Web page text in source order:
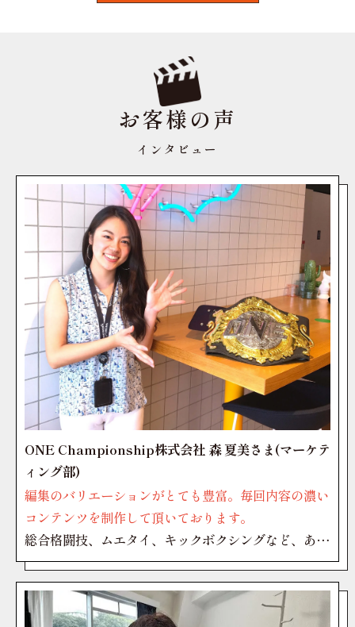
お客様の声
インタビュー
ONE Championship株式会社 森 夏美さま(マーケテ
ィング部)
編集のバリエーションがとても豊富。毎回内容の濃い
コンテンツを制作して頂いております。
総合格闘技、ムエタイ、キックボクシングなど、あら
ゆる格闘技のNo.1を決める世界最高峰の格闘技プロ
モーション「ONE Championship」。2011年にシ
ンガポールで誕生し、近年では150カ国以上、27億人